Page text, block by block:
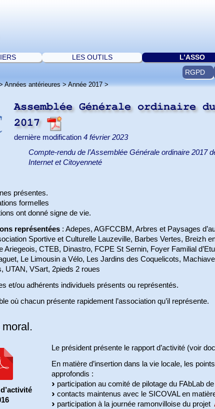
LES OUTILS
L’ASSO
RGPD
Années antérieures>Année 2017>
Assemblée Générale ordinaire
2017
dernière modification 4 février 2023
Compte-rendu de l’Assemblée Générale ordinaire 2017
Internet et Citoyenneté
présentes.
formelles
ont donné signe de vie.
représentées: Adepes, AGFCCBM, Arbres et Paysages
Sportive et Culturelle Lauzeville, Barbes Vertes, Breizh
Ariegeois, CTEB, Dinastro, FCPE St Sernin, Foyer Familial
Le Limousin a Vélo, Les Jardins des Coquelicots,
UTAN, VSart, 2pieds 2 roues
et/ou adhérents individuels présents ou représentés.
où chacun présente rapidement l’association qu’il représente.
Le président présente le rapport d’activité (voir
En matière d’insertion dans la vie locale, les
approfondis :
participation au comité de pilotage du FAbLab
contacts maintenus avec le SICOVAL en
participation à la journée ramonvilloise du projet